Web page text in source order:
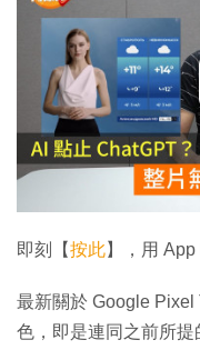
即刻【按此】，用
最新關於 Google Pixel
色，即是連同之前所